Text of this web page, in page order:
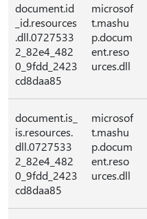
document.id
_id.resources
.dll.0727533
2_82e4_482
0_9fdd_2423
cd8daa85
microsof
t.mashu
p.docum
ent.reso
urces.dll
document.is_
is.resources.
dll.0727533
2_82e4_482
0_9fdd_2423
cd8daa85
microsof
t.mashu
p.docum
ent.reso
urces.dll